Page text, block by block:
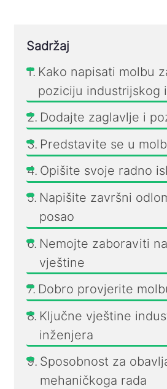
Sadržaj
Kako napisati molbu
poziciju industrijskog
Dodajte zaglavlje i
Predstavite se u
Opišite svoje radno
Napišite završni
posao
Nemojte zaboraviti
vještine
Dobro provjerite
Ključne vještine
inženjera
Sposobnost za
mehaničkoga rada